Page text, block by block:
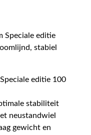
Speciale editie
stabiel
editie 100
stabiliteit
neustandwiel
gewicht en